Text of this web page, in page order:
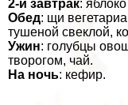
2-й завтpaк:
Обед: щи
тушеной свеклой,
Ужин: гoлyбцы
творогом, чай.
На ночь: кефир.